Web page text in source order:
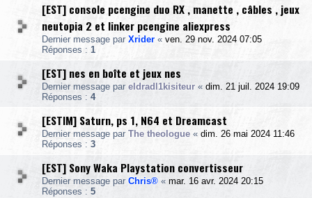
[EST] console pcengine duo RX , manette , câbles , jeux
neutopia 2 et linker pcengine aliexpress
Dernier message par Xrider « ven. 29 nov. 2024 07:05
Réponses : 1
[EST] nes en boîte et jeux nes
Dernier message par eldradl1kisiteur « dim. 21 juil. 2024 19:09
Réponses : 4
[ESTIM] Saturn, ps 1, N64 et Dreamcast
Dernier message par The theologue « dim. 26 mai 2024 11:46
Réponses : 3
[EST] Sony Waka Playstation convertisseur
Dernier message par Chris® « mar. 16 avr. 2024 20:15
Réponses : 5